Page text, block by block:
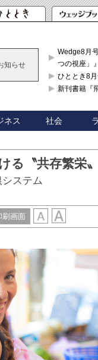
知らせ
Wedge8月
つの視座」』
ひととき8
新刊書籍『
ネス 社会
る〝共存繁栄
ステム
刷画面